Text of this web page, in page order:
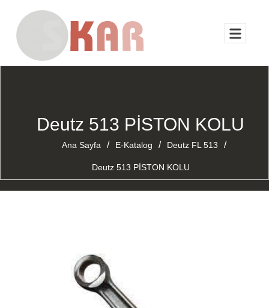
Deutz 513 PİSTON KOLU
Ana Sayfa / E-Katalog / Deutz FL 513 /
Deutz 513 PİSTON KOLU